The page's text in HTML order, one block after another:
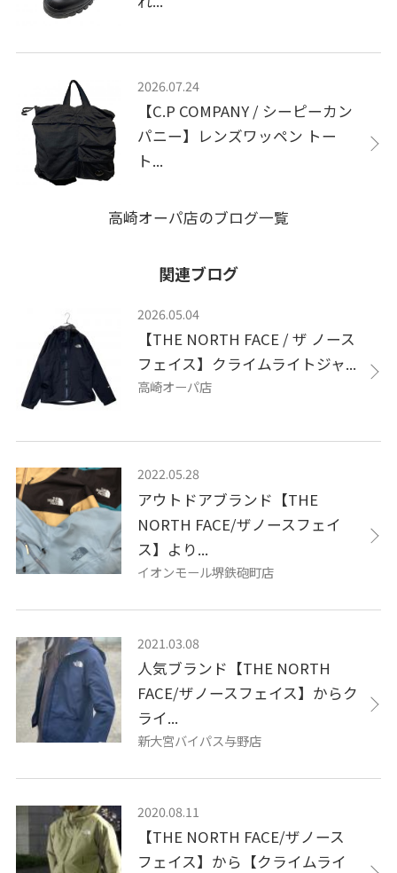
2026.07.24
【C.P COMPANY / シーピーカン
パニー】レンズワッペン トー
ト...
高崎オーパ店のブログ一覧
関連ブログ
2026.05.04
【THE NORTH FACE / ザ ノース
フェイス】クライムライトジャ...
高崎オーパ店
2022.05.28
アウトドアブランド【THE
NORTH FACE/ザノースフェイ
ス】より...
イオンモール堺鉄砲町店
2021.03.08
人気ブランド【THE NORTH
FACE/ザノースフェイス】からク
ライ...
新大宮バイパス与野店
2020.08.11
【THE NORTH FACE/ザノース
フェイス】から【クライムライ